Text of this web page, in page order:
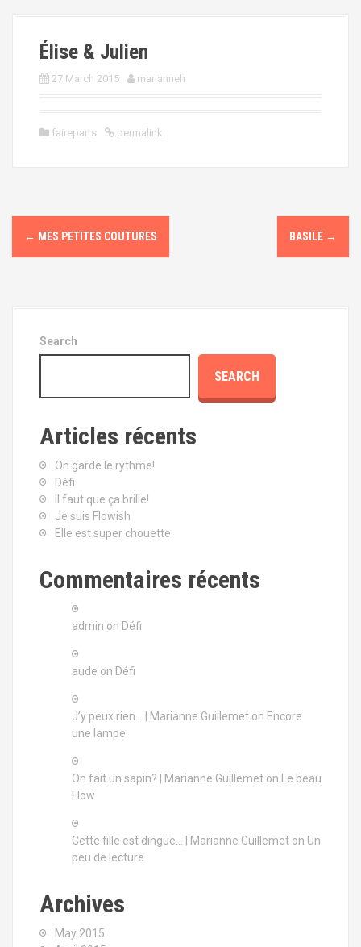
Élise & Julien
27 March 2015 marianneh
faireparts permalink
P
o
← MES PETITES COUTURES BASILE →
Search
SEARCH
Articles récents
On garde le rythme!
Défi
Il faut que ça brille!
Je suis Flowish
Elle est super chouette
Commentaires récents
admin on Défi
aude on Défi
J’y peux rien… | Marianne Guillemet on Encore
une lampe
On fait un sapin? | Marianne Guillemet on
Le beau
Flow
Cette fille est dingue… | Marianne Guillemet on Un
peu de lecture
Archives
May 2015